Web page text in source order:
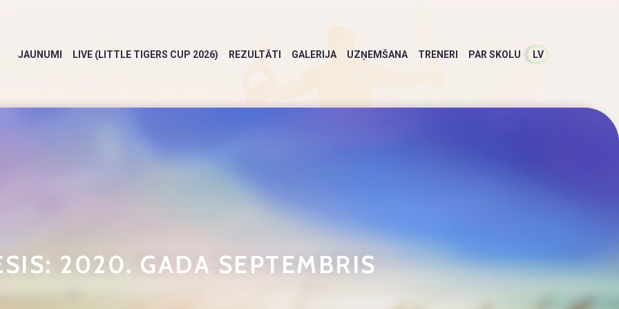
JAUNUMI LIVE (LITTLE TIGERS CUP 2026) REZULTĀTI GALERIJA UZŅEMŠANA TRENERI PAR SKOLU LV
2020. GADA SEPTEMBRIS